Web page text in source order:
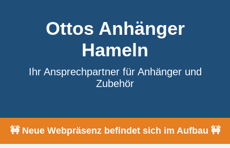
Ottos Anhänger
Hameln
Ihr Ansprechpartner für Anhänger und
Zubehör
🚧 Neue Webpräsenz befindet sich im Aufbau 🚧